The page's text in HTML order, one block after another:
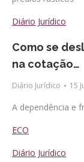
Diário Jurídico
Como se
na cotação…
Diário Jurídico 15
A dependência e
ECO
Diário Jurídico